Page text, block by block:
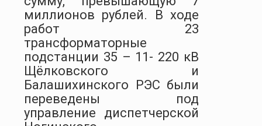
миллионов рублей. В ходе
работ 23
трансформаторные
подстанции 35 – 11- 220 кВ
Щёлковского и
Балашихинского РЭС были
переведены под
управление диспетчерской